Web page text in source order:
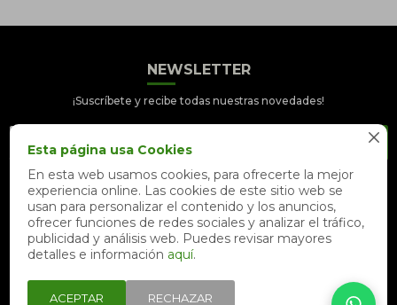

Esta página usa Cookies
En esta web usamos cookies, para ofrecerte la mejor
experiencia online. Las cookies de este sitio web se
usan para personalizar el contenido y los anuncios,
ofrecer funciones de redes sociales y analizar el tráfico,
publicidad y análisis web. Puedes revisar mayores
detalles e información aquí.
ACEPTAR RECHAZAR
📦 Quiero saber sobre mi pedido
📍 Seguimiento de mi pedido en
tiempo real
NEWSLETTER
¡Suscríbete y recibe todas nuestras novedades!
SUSCRIBIRME
 